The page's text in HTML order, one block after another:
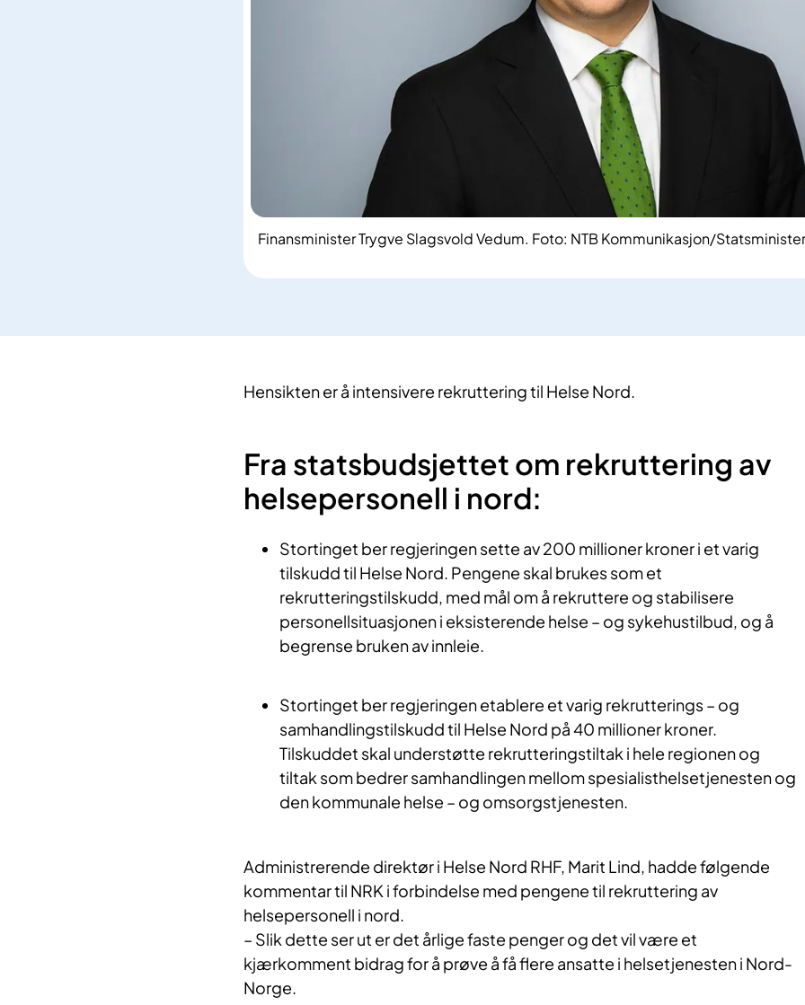
Finansminister Trygve Slagsvold Vedum. Foto: NTB Kommunikasjon/
Hensikten er å intensivere rekruttering til Helse Nord.
Fra statsbudsjettet om rekruttering av
helsepersonell i nord:
Stortinget ber regjeringen sette av 200 millioner kroner i et varig
tilskudd til Helse Nord. Pengene skal brukes som et
rekrutteringstilskudd, med mål om å rekruttere og stabilisere
personellsituasjonen i eksisterende helse – og sykehustilbud, og å
begrense bruken av innleie.
Stortinget ber regjeringen etablere et varig rekrutterings – og
samhandlingstilskudd til Helse Nord på 40 millioner kroner.
Tilskuddet skal understøtte rekrutteringstiltak i hele regionen og
tiltak som bedrer samhandlingen mellom spesialisthelsetjenesten og
den kommunale helse – og omsorgstjenesten.
Administrerende direktør i Helse Nord RHF, Marit Lind, hadde følgende
kommentar til NRK i forbindelse med pengene til rekruttering av
helsepersonell i nord.
– Slik dette ser ut er det årlige faste penger og det vil være et
kjærkomment bidrag for å prøve å få flere ansatte i helsetjenesten i Nord-
Norge.